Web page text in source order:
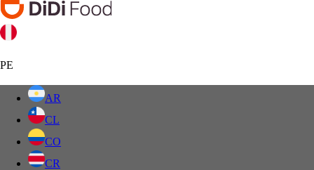
PE
AR
CL
CO
CR